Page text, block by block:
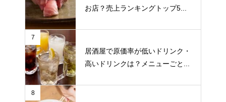
お店？売上ランキングトップ5...
7
居酒屋で原価率が低いドリンク・
高いドリンクは？メニューごと...
8